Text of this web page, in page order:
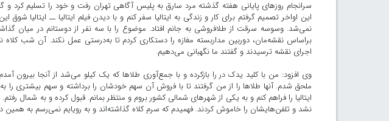
سرانجام روزهای پایانی هفته گذشته مرد سارق به پلیس آگاهی تهران رفت و خود را تسلیم کرد
این اواخر تصمیم گرفتم برای کار و زندگی به ایتالیا سفر کنم و با دیدن فیلم ایتالیا ــ ایتالیا
نمی‌شد. وسوسه سرقت از طلافروشی به جانم افتاد. موضوع را با سه نفر از دوستانم در میان
براساس نقشه‌مان، دوربین مداربسته مغازه را دستکاری کردم تا به‌درستی عمل نکند. آن شب کلاه
اجرای نقشه ترسیدند و گفتند ما نگهبانی می‌دهیم.
وی افزود: من با کلید یدک در را بازکرده و با جمع‌آوری طلاها که یک کیلو می‌شد از آنجا بیرون آمدم.
ملحق شدم. آنها طلاها را از من گرفتند تا با فروش آن سهم خودشان را برداشته و سهم بیشتری
ایتالیا را فراهم ‌کنم و به یکی از شهرهای شمالی کشور بروم و منتظر بمانم. قبول کرده و به شمال
نشد و تلفن‌هایشان را خاموش کردند. فهمیدم که سرم کلاه گذاشته‌اند و به رویایم نمی‌رسم به همین